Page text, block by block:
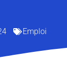
Emploi